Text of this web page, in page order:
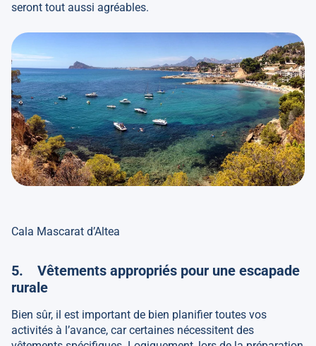
seront tout aussi agréables.
Cala Mascarat d’Altea
5. Vêtements appropriés pour une escapade
rurale
Bien sûr, il est important de bien planifier toutes vos
activités à l’avance, car certaines nécessitent des